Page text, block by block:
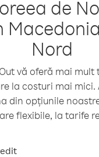
de
Nord
vă oferă mai mult
la costuri mai mici.
din opțiunile
flexibile, la tarife